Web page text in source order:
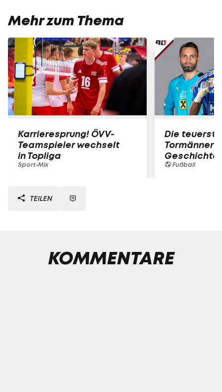
Mehr zum Thema
Karrieresprung! ÖVV-
Teamspieler wechselt
in Topliga
Sport-Mix
Die
Tormänner
Geschichte
Fußball
TEILEN
KOMMENTARE